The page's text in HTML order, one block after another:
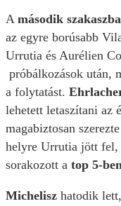
A második
az egyre borúsabb
Urrutia és Aurélien
próbálkozások után,
a folytatást.
lehetett letaszítani
magabiztosan
helyre Urrutia jött fel,
sorakozott a top 5-
Michelisz hatodik